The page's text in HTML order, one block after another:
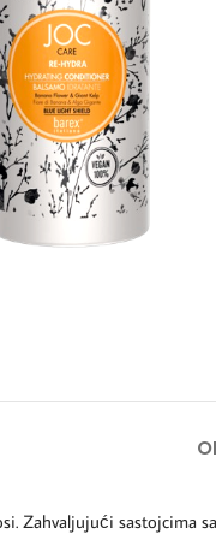
Zahvaljujući sastojcima